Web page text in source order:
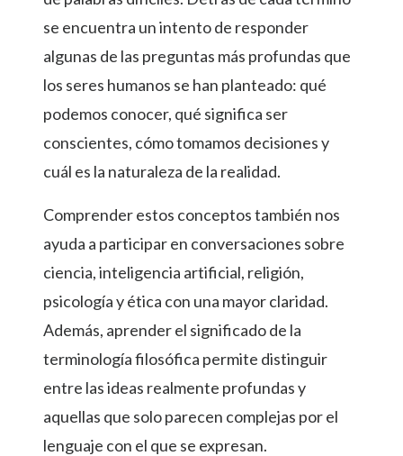
se encuentra un intento de responder
algunas de las preguntas más profundas que
los seres humanos se han planteado: qué
podemos conocer, qué significa ser
conscientes, cómo tomamos decisiones y
cuál es la naturaleza de la realidad.
Comprender estos conceptos también nos
ayuda a participar en conversaciones sobre
ciencia, inteligencia artificial, religión,
psicología y ética con una mayor claridad.
Además, aprender el significado de la
terminología filosófica permite distinguir
entre las ideas realmente profundas y
aquellas que solo parecen complejas por el
lenguaje con el que se expresan.